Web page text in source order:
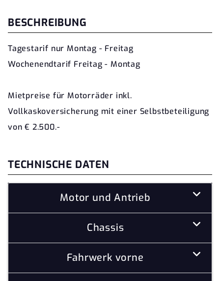
BESCHREIBUNG
Tagestarif nur Montag - Freitag
Wochenendtarif Freitag - Montag
Mietpreise für Motorräder inkl.
Vollkaskoversicherung mit einer Selbstbeteiligung
von € 2.500.-
TECHNISCHE DATEN
Motor und Antrieb
Chassis
Fahrwerk vorne